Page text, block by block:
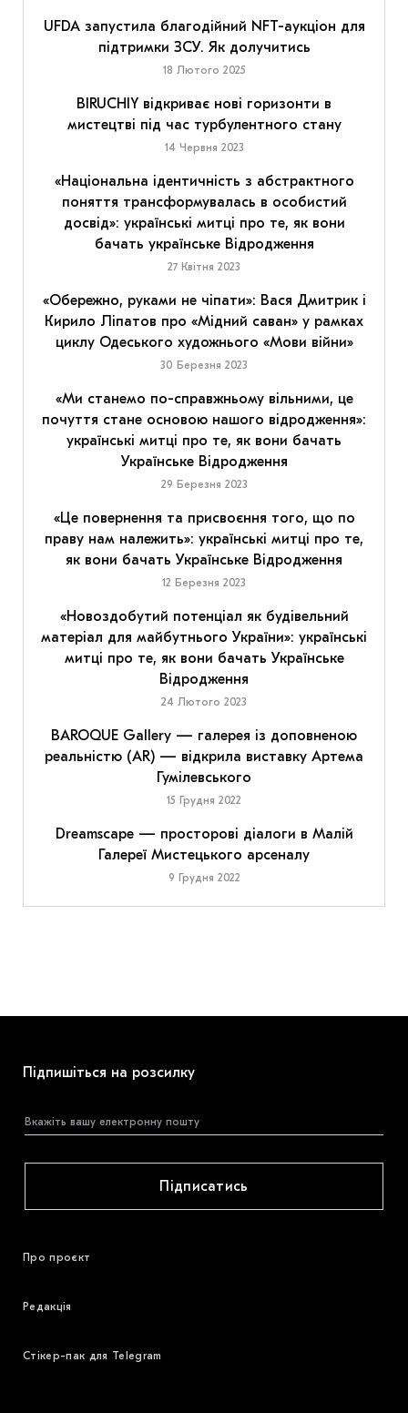
UFDA запустила благодійний NFT-аукціон для
підтримки ЗСУ. Як долучитись
18 Лютого 2025
BIRUCHIY відкриває нові горизонти в
мистецтві під час турбулентного стану
14 Червня 2023
«Національна ідентичність з абстрактного
поняття трансформувалась в особистий
досвід»: українські митці про те, як вони
бачать українське Відродження
27 Квітня 2023
«Обережно, руками не чіпати»: Вася Дмитрик і
Кирило Ліпатов про «Мідний саван» у рамках
циклу Одеського художнього «Мови війни»
30 Березня 2023
«Ми станемо по-справжньому вільними, це
почуття стане основою нашого відродження»:
українські митці про те, як вони бачать
Українське Відродження
29 Березня 2023
«Це повернення та присвоєння того, що по
праву нам належить»: українські митці про те,
як вони бачать Українське Відродження
12 Березня 2023
«Новоздобутий потенціал як будівельний
матеріал для майбутнього України»: українські
митці про те, як вони бачать Українське
Відродження
24 Лютого 2023
BAROQUE Gallery — галерея із доповненою
реальністю (AR) — відкрила виставку Артема
Гумілевського
15 Грудня 2022
Dreamscape — просторові діалоги в Малій
Галереї Мистецького арсеналу
9 Грудня 2022
Підпишіться на розсилку
Підписатись
Про проєкт
Редакція
Стікер-пак для Telegram